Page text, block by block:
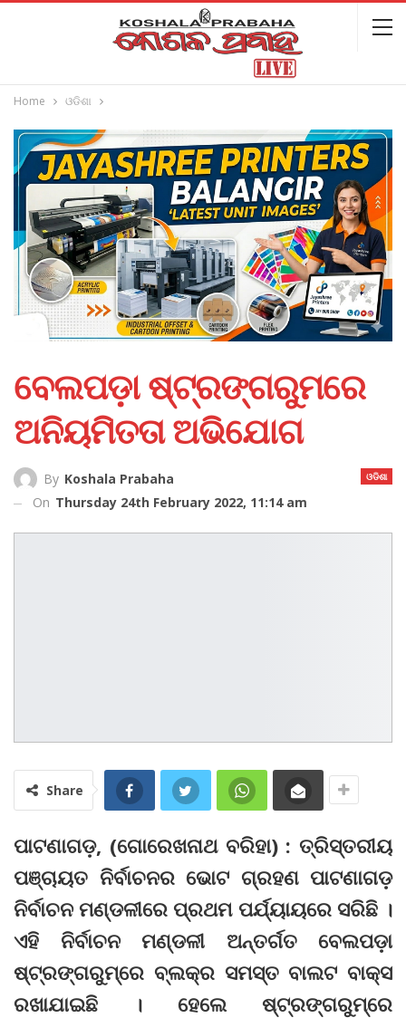
Home ଓଡିଶା
ବେଲପଡ଼ା ଷ୍ଟ୍ରଙ୍ଗରୁମରେ
ଅନିୟମିତତା ଅଭିଯୋଗ
ଓଡିଶା
By Koshala Prabaha
On Thursday 24th February 2022, 11:14 am
Share
ପାଟଣାଗଡ଼, (ଗୋରେଖନାଥ ବରିହା) : ତ୍ରିସ୍ତରୀୟ
ପଞ୍ଚାୟତ ନିର୍ବାଚନର ଭୋଟ ଗ୍ରହଣ ପାଟଣାଗଡ଼
ନିର୍ବାଚନ ମଣ୍ଡଳୀରେ ପ୍ରଥମ ପର୍ଯ୍ୟାୟରେ ସରିଛି ।
ଏହି ନିର୍ବାଚନ ମଣ୍ଡଳୀ ଅନ୍ତର୍ଗତ ବେଲପଡ଼ା
ଷ୍ଟ୍ରଙ୍ଗରୁମ୍‌ରେ ବ୍ଲକ୍‌ର ସମସ୍ତ ବାଲଟ ବାକ୍ସ
ରଖାଯାଇଛି । ହେଲେ ‌ଷ୍ଟ୍ରଙ୍ଗରୁମ୍‌ରେ